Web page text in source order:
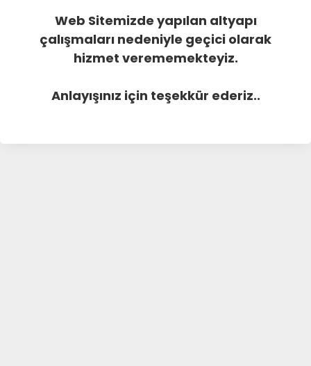
Web Sitemizde yapılan altyapı
çalışmaları nedeniyle geçici olarak
hizmet verememekteyiz.
Anlayışınız için teşekkür ederiz..